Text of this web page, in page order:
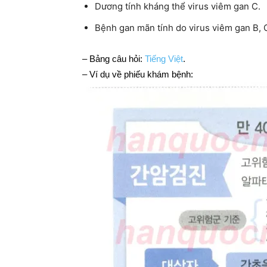
Dương tính kháng thể virus viêm gan C.
Bệnh gan mãn tính do virus viêm gan B,
– Bảng câu hỏi: Tiếng Việt.
– Ví dụ về phiếu khám bệnh: